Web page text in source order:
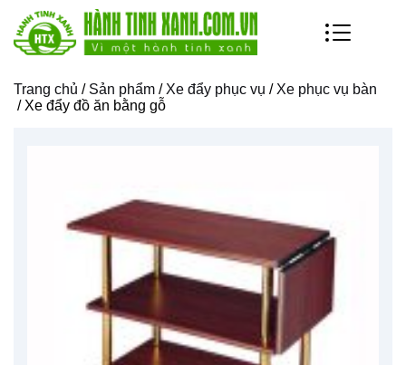
Trang chủ / Sản phẩm / Xe đẩy phục vụ / Xe phục vụ bàn
/ Xe đẩy đồ ăn bằng gỗ